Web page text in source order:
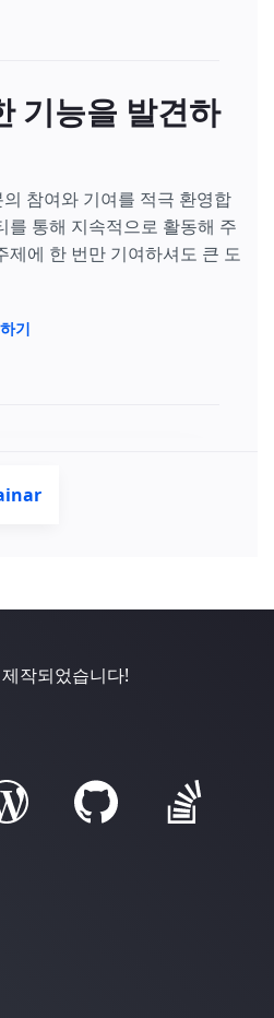
기능을 발견하
참여와 기여를 적극 환영합
를 통해 지속적으로 활동해 주
제에 한 번만 기여하셔도 큰 도
기
작되었습니다!